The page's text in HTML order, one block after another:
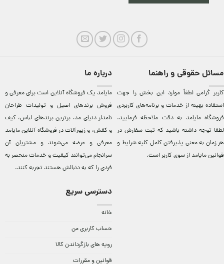
مسائل حقوقی و راهنما
کاربر گرامی لطفاً موارد این بخش را جهت
استفاده بهینه از خدمات و برنامه‌‏های کاربردی
فروشگاه مایامد به دقت ملاحظه فرمایید.
لطفا توجه داشته باشید که ثبت سفارش در
هر زمان به معنی پذیرفتن کامل کلیهشرایط و
قوانین مایامداز سوی کاربر است.
درباره ما
مایامد يک فروشگاه آنلاين است برای معرفی و
فروش برندهای اصيل و توليدات طراحان
نامدار دنيای مد. برترين‌ برندهای لباس، کيف
و کفش، و زيورآلات در فروشگاه آنلاين مایامد
معرفی و عرضه می‌شوند و مشتريان آن
سرانجام می‌توانند کيفيت و خدمات منحصر به
فردی را که به دنبالش هستند تجربه کنند.
دسترسی سریع
خانه
حساب کاربری من
رویه های بازگرداندن کالا
قوانین و مقررات